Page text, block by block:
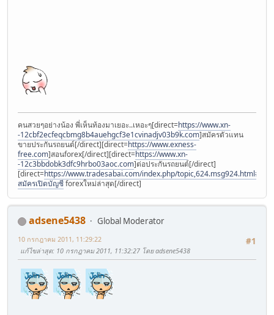
คนสวยๆอย่างน้อง พี่เห็นท้องมาเยอะ..เหอะๆ[direct=https://www.xn-
-12cbf2ecfeqcbmg8b4auehgcf3e1cvinadjv03b9k.com]สมัครตัวแทน
ขายประกันรถยนต์[/direct][direct=https://www.exness-
free.com]สอนforex[/direct][direct=https://www.xn-
-12c3bbdobk3dfc9hrbo03aoc.com]ต่อประกันรถยนต์[/direct]
[direct=https://www.tradesabai.com/index.php/
สมัครเปิดบัญชีforexใหม่ล่าสุด[/direct]
adsene5438
Global Moderator
#1
10 กรกฎาคม 2011, 11:29:22
แก้ไขล่าสุด: 10 กรกฎาคม 2011, 11:32:27 โดย adsene5438